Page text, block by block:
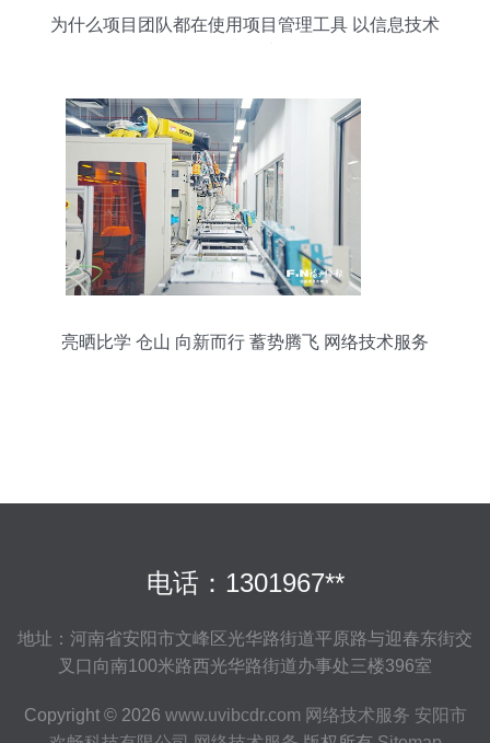
为什么项目团队都在使用项目管理工具 以信息技术
亮晒比学 仓山 向新而行 蓄势腾飞 网络技术服务
电话：1301967**
地址：河南省安阳市文峰区光华路街道平原路与迎春东街交
叉口向南100米路西光华路街道办事处三楼396室
Copyright © 2026 www.uvibcdr.com 网络技术服务 安阳市